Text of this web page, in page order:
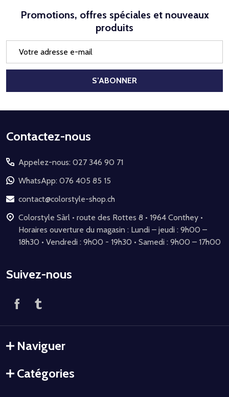
Promotions, offres spéciales et nouveaux
produits
mail
S’ABONNER
Début
pied
de
page
Contactez-nous
Appelez-nous: 027 346 90 71
WhatsApp: 076 405 85 15
contact@colorstyle-shop.ch
Colorstyle Sàrl • route des Rottes 8 • 1964 Conthey •
Horaires ouverture du magasin : Lundi – jeudi : 9h00 –
18h30 • Vendredi : 9h00 - 19h30 • Samedi : 9h00 – 17h00
Suivez-nous
Naviguer
Catégories